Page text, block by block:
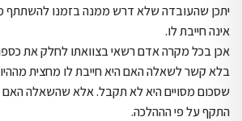
יתכן שהעובדה שלא דרש ממנה בזמנו להשתתף
אינה חייבת לו.
אכן בכל מקרה אדם רשאי בצוואתו לחלק את כספו
בלא קשר לשאלה האם היא חייבת לו מחצית
שסכום מסויים היא לא תקבל. אלא שהשאלה האם
התקף על פי הההלכה.